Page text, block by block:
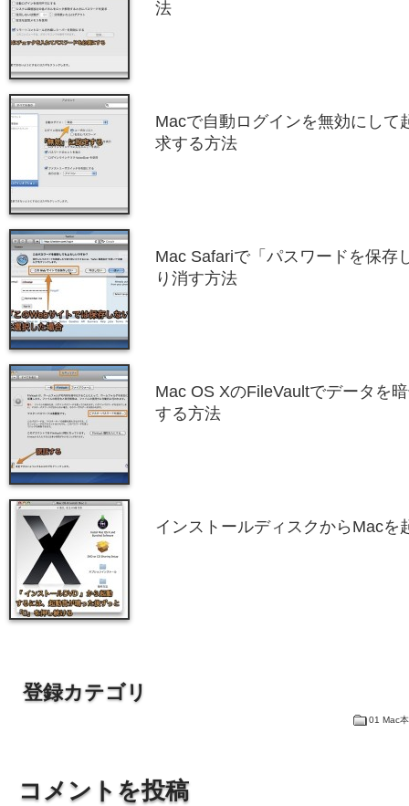
法
Macで自動ログインを無効にして
求する方法
Mac Safariで「パスワードを保存
り消す方法
Mac OS XのFileVaultでデータを
する方法
インストールディスクからMacを
登録カテゴリ
01 Mac
コメントを投稿